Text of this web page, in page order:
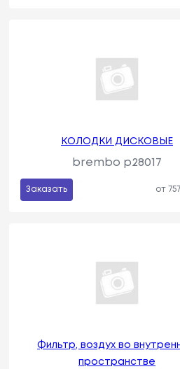
КОЛОДКИ ДИСКОВЫЕ
brembo p28017
Заказать от
Фильтр, воздух во
пространстве